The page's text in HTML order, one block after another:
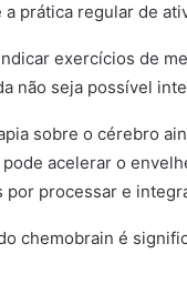
prática regular de
exercícios de
não seja possível
sobre o cérebro
acelerar o
processar e
chemobrain é